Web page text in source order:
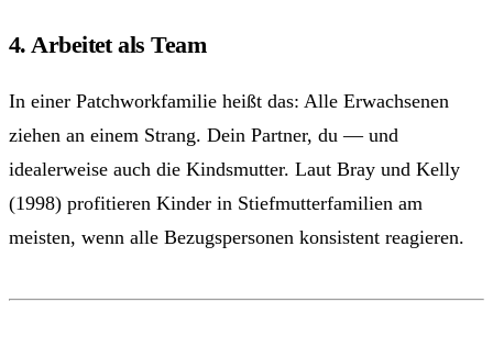
4. Arbeitet als Team
In einer Patchworkfamilie heißt das: Alle Erwachsenen
ziehen an einem Strang. Dein Partner, du — und
idealerweise auch die Kindsmutter. Laut Bray und Kelly
(1998) profitieren Kinder in Stiefmutterfamilien am
meisten, wenn alle Bezugspersonen konsistent reagieren.